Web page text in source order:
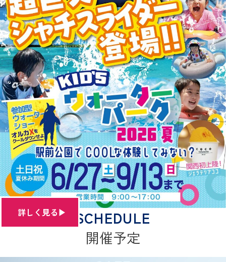
詳しく見る
開催予定